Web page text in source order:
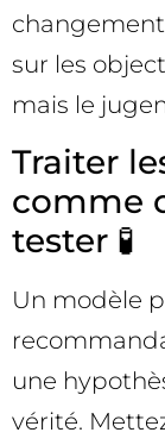
sur les
mais le
Traiter
comme
tester 🧪
Un modèle
une
vérité.